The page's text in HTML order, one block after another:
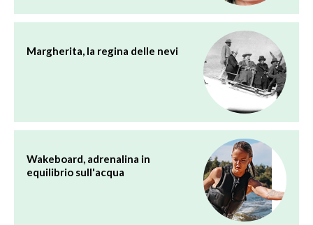
Margherita, la regina delle nevi
Wakeboard, adrenalina in
equilibrio sull'acqua